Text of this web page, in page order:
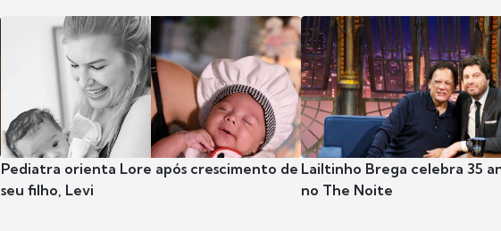
Pediatra orienta Lore após crescimento de
seu filho, Levi
Lailtinho Brega celebra 35
no The Noite